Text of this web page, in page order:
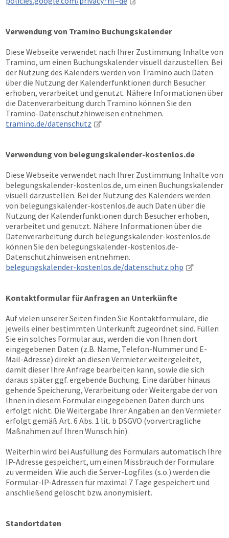
Verwendung von Tramino Buchungskalender
Diese Webseite verwendet nach Ihrer Zustimmung Inhalte von
Tramino, um einen Buchungskalender visuell darzustellen. Bei
der Nutzung des Kalenders werden von Tramino auch Daten
über die Nutzung der Kalenderfunktionen durch Besucher
erhoben, verarbeitet und genutzt. Nähere Informationen über
die Datenverarbeitung durch Tramino können Sie den
Tramino-Datenschutzhinweisen entnehmen.
tramino.de/datenschutz
Verwendung von belegungskalender-kostenlos.de
Diese Webseite verwendet nach Ihrer Zustimmung Inhalte von
belegungskalender-kostenlos.de, um einen Buchungskalender
visuell darzustellen. Bei der Nutzung des Kalenders werden
von belegungskalender-kostenlos.de auch Daten über die
Nutzung der Kalenderfunktionen durch Besucher erhoben,
verarbeitet und genutzt. Nähere Informationen über die
Datenverarbeitung durch belegungskalender-kostenlos.de
können Sie den belegungskalender-kostenlos.de-
Datenschutzhinweisen entnehmen.
belegungskalender-kostenlos.de/datenschutz.php
Kontaktformular für Anfragen an Unterkünfte
Auf vielen unserer Seiten finden Sie Kontaktformulare, die
jeweils einer bestimmten Unterkunft zugeordnet sind. Füllen
Sie ein solches Formular aus, werden die von Ihnen dort
eingegebenen Daten (z.B. Name, Telefon-Nummer und E-
Mail-Adresse) direkt an diesen Vermieter weitergeleitet,
damit dieser Ihre Anfrage bearbeiten kann, sowie die sich
daraus später ggf. ergebende Buchung. Eine darüber hinaus
gehende Speicherung, Verarbeitung oder Weitergabe der von
Ihnen in diesem Formular eingegebenen Daten durch uns
erfolgt nicht. Die Weitergabe Ihrer Angaben an den Vermieter
erfolgt gemäß Art. 6 Abs. 1 lit. b DSGVO (vorvertragliche
Maßnahmen auf Ihren Wunsch hin).
Weiterhin wird bei Ausfüllung des Formulars automatisch Ihre
IP-Adresse gespeichert, um einen Missbrauch der Formulare
zu vermeiden. Wie auch die Server-Logfiles (s.o.) werden die
Formular-IP-Adressen für maximal 7 Tage gespeichert und
anschließend gelöscht bzw. anonymisiert.
Standortdaten